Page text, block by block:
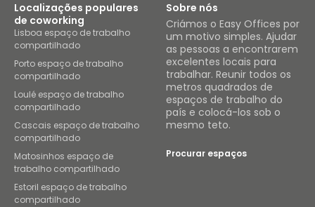
Localizações populares
de coworking
Lisboa espaço de trabalho
compartilhado
Porto espaço de trabalho
compartilhado
Loulé espaço de trabalho
compartilhado
Cascais espaço de trabalho
compartilhado
Matosinhos espaço de
trabalho compartilhado
Estoril espaço de trabalho
compartilhado
Sobre nós
Criámos o Easy Offices por
um motivo simples. Ajudar
as pessoas a encontrarem
excelentes locais para
trabalhar. Reunir todos os
metros quadrados de
espaços de trabalho do
país e colocá-los sob o
mesmo teto.
Procurar espaços